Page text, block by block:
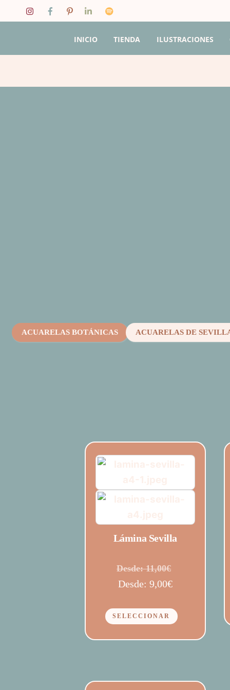
to
INICIO TIENDA ILUSTRACIONES
ACUARELAS BOTÁNICAS ACUARELAS DE
Lámina Sevilla
Desde:11,00€
Desde: 9,00€
SELECCIONAR
producto
tiene
Las